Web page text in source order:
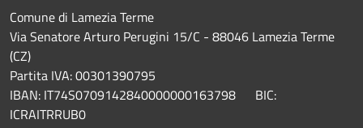
Comune di Lamezia Terme
Via Senatore Arturo Perugini 15/C - 88046 Lamezia Terme
(CZ)
Partita IVA: 00301390795
IBAN: IT74S0709142840000000163798 BIC:
ICRAITRRUB0